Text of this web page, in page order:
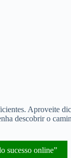
Aproveite
descobrir o
sucesso online”